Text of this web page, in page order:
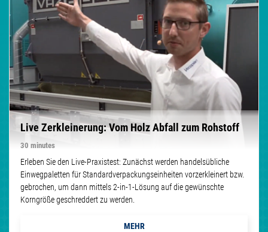
Live Zerkleinerung: Vom Holz Abfall zum Rohstoff
30 minutes
Erleben Sie den Live-Praxistest: Zunächst werden handelsübliche
Einwegpaletten für Standardverpackungseinheiten vorzerkleinert bzw.
gebrochen, um dann mittels 2-in-1-Lösung auf die gewünschte
Korngröße geschreddert zu werden.
MEHR